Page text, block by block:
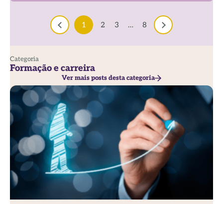
1 2 3 … 8
Categoria
Formação e carreira
Ver mais posts desta categoria